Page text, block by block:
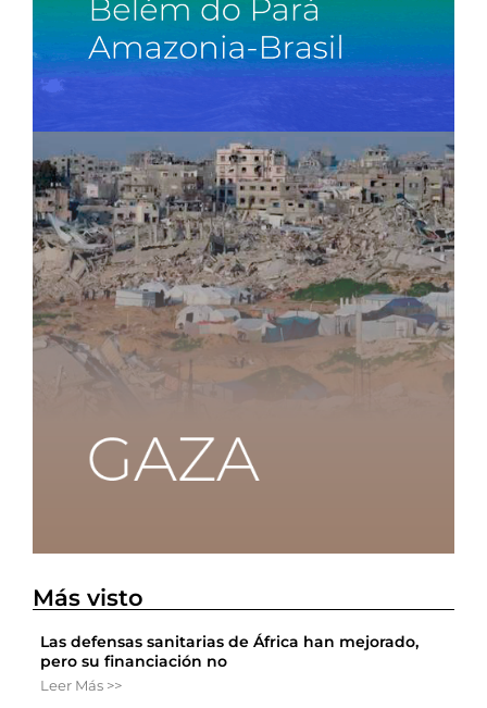
Más visto
Las defensas sanitarias de África han mejorado,
pero su financiación no
Leer Más >>